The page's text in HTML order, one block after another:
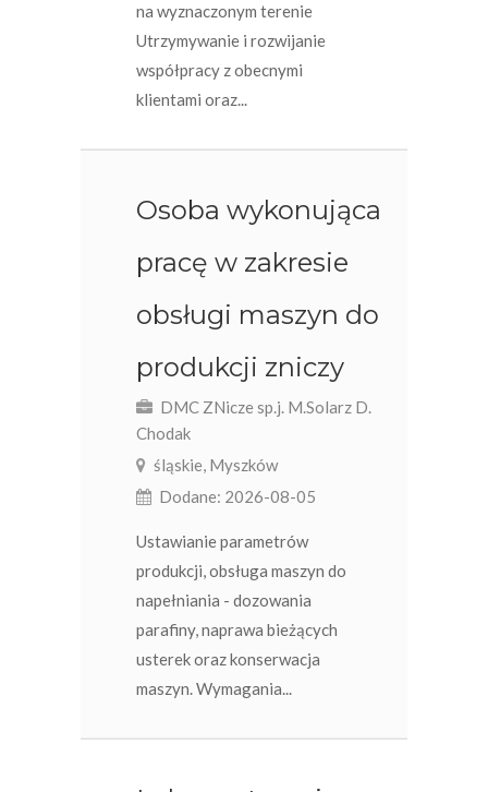
na wyznaczonym terenie
Utrzymywanie i rozwijanie
współpracy z obecnymi
klientami oraz...
Osoba wykonująca
pracę w zakresie
obsługi maszyn do
produkcji zniczy
DMC ZNicze sp.j. M.Solarz D.
Chodak
śląskie, Myszków
Dodane: 2026-08-05
Ustawianie parametrów
produkcji, obsługa maszyn do
napełniania - dozowania
parafiny, naprawa bieżących
usterek oraz konserwacja
maszyn. Wymagania...